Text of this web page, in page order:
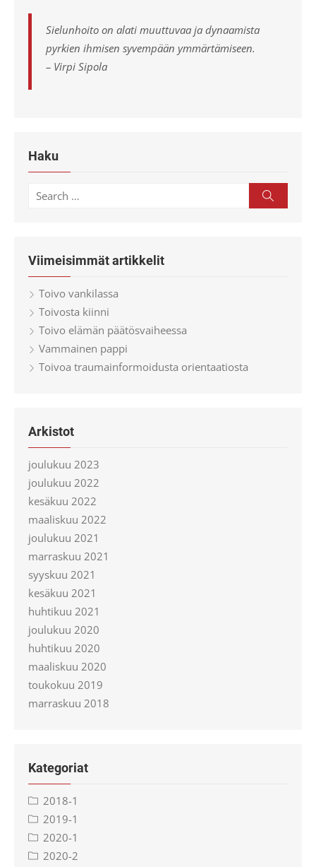
Sielunhoito on alati muuttuvaa ja dynaamista
pyrkien ihmisen syvempään ymmärtämiseen.
– Virpi Sipola
Haku
Search
Viimeisimmät artikkelit
Toivo vankilassa
Toivosta kiinni
Toivo elämän päätösvaiheessa
Vammainen pappi
Toivoa traumainformoidusta orientaatiosta
Arkistot
joulukuu 2023
joulukuu 2022
kesäkuu 2022
maaliskuu 2022
joulukuu 2021
marraskuu 2021
syyskuu 2021
kesäkuu 2021
huhtikuu 2021
joulukuu 2020
huhtikuu 2020
maaliskuu 2020
toukokuu 2019
marraskuu 2018
Kategoriat
2018-1
2019-1
2020-1
2020-2